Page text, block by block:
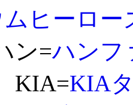
ムヒーロー
ン=ハンフ
KIA=KIA